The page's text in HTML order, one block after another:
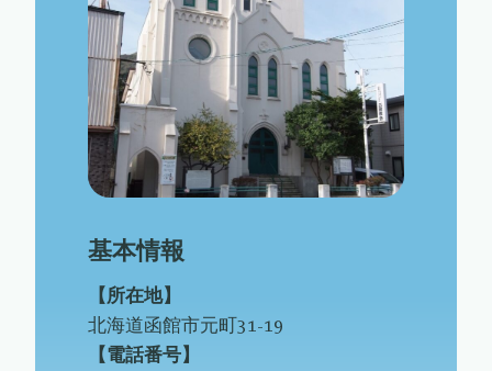
基本情報
【所在地】
北海道函館市元町31-19
【電話番号】